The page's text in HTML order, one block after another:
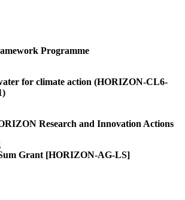
Programme
for climate action (HORIZON-CL6-
Research and Innovation Actions
Grant [HORIZON-AG-LS]